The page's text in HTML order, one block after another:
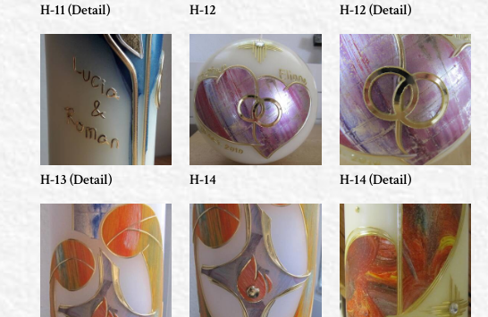
H-11 (Detail) H-12 H-12 (Detail)
H-13 (Detail) H-14 H-14 (Detail)